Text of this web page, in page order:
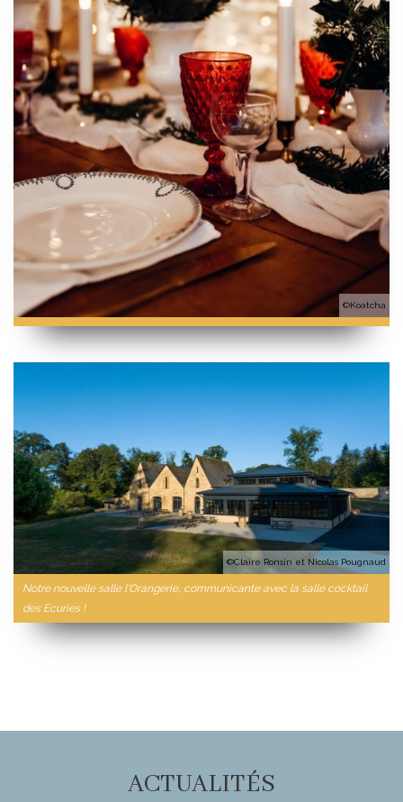
©Koatcha
Notre nouvelle salle l'Orangerie, communicante avec la salle cocktail
des Ecuries !
©Claire Ronsin et Nicolas Pougnaud
ACTUALITÉS